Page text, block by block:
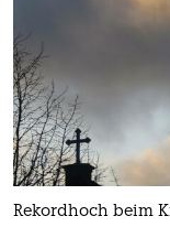
Rekordhoch beim